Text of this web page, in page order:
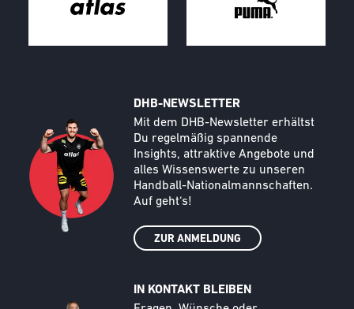
DHB-NEWSLETTER
Text
Mit dem DHB-Newsletter erhältst
Du regelmäßig spannende
Insights, attraktive Angebote und
alles Wissenswerte zu unseren
Handball-Nationalmannschaften.
Auf geht‘s!
ZUR ANMELDUNG
Call to action image
IN KONTAKT BLEIBEN